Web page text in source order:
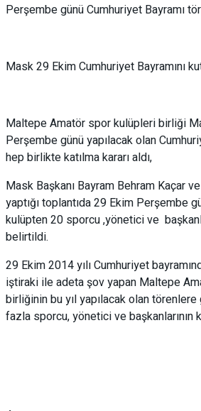
Perşembe günü Cumhuriyet Bayramı
Mask 29 Ekim Cumhuriyet Bayramını
Maltepe Amatör spor kulüpleri birliği
Perşembe günü yapılacak olan
hep birlikte katılma kararı aldı,
Mask Başkanı Bayram Behram Kaçar
yaptığı toplantıda 29 Ekim Perşembe
kulüpten 20 sporcu ,yönetici ve
belirtildi.
29 Ekim 2014 yılı Cumhuriyet
iştiraki ile adeta şov yapan Maltepe
birliğinin bu yıl yapılacak olan törenlere
fazla sporcu, yönetici ve başkanlarının